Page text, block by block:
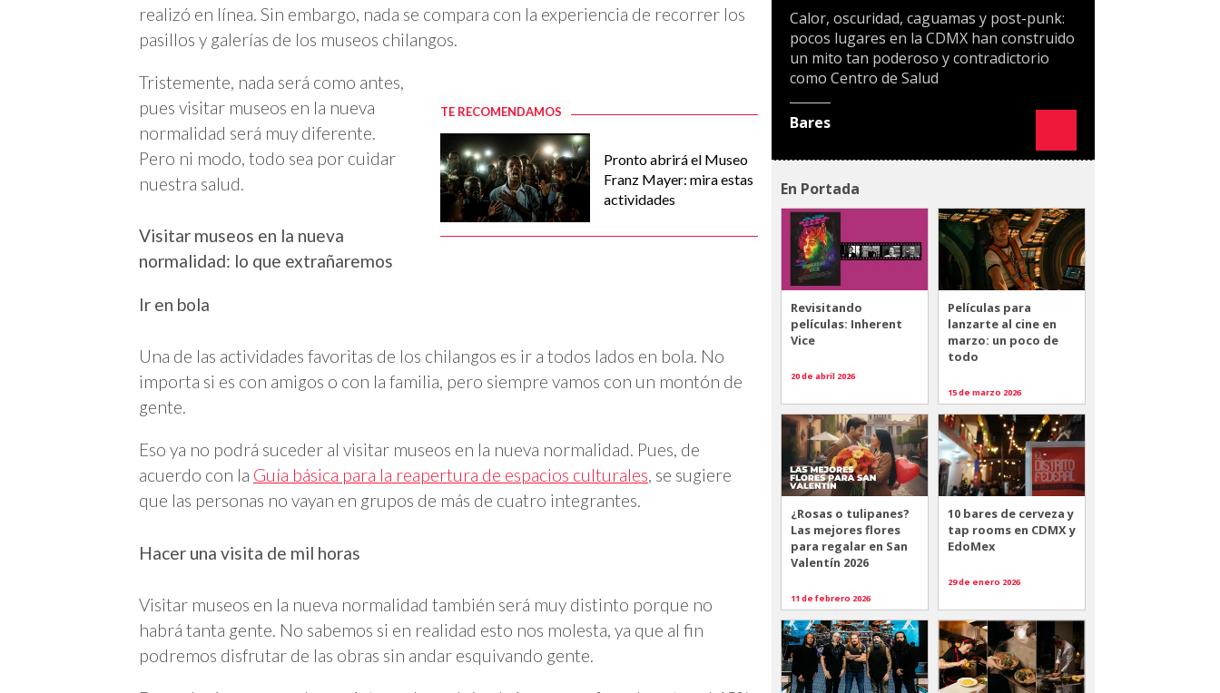
realizó en línea. Sin embargo, nada se compara con la experiencia de recorrer los
pasillos y galerías de los museos chilangos.
TE RECOMENDAMOS
Pronto abrirá el Museo
Franz Mayer: mira estas
actividades
Tristemente, nada será como antes,
pues visitar museos en la nueva
normalidad será muy diferente.
Pero ni modo, todo sea por cuidar
nuestra salud.
Visitar museos en la nueva
normalidad: lo que extrañaremos
Ir en bola
Una de las actividades favoritas de los chilangos es ir a todos lados en bola. No
importa si es con amigos o con la familia, pero siempre vamos con un montón de
gente.
Eso ya no podrá suceder al visitar museos en la nueva normalidad. Pues, de
acuerdo con la Guía básica para la reapertura de espacios culturales, se sugiere
que las personas no vayan en grupos de más de cuatro integrantes.
Hacer una visita de mil horas
Visitar museos en la nueva normalidad también será muy distinto porque no
habrá tanta gente. No sabemos si en realidad esto nos molesta, ya que al fin
podremos disfrutar de las obras sin andar esquivando gente.
Calor, oscuridad, caguamas y post-punk:
pocos lugares en la CDMX han construido
un mito tan poderoso y contradictorio
como Centro de Salud
Bares
En Portada
Revisitando
películas: Inherent
Vice
20 de abril 2026
Películas para
lanzarte al cine en
marzo: un poco de
todo
15 de marzo 2026
¿Rosas o tulipanes?
Las mejores flores
para regalar en San
Valentín 2026
11 de febrero 2026
10 bares de cerveza y
tap rooms en CDMX y
EdoMex
29 de enero 2026